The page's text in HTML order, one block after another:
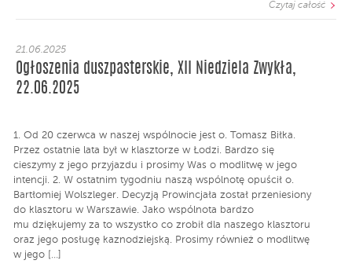
Czytaj całość
21.06.2025
Ogłoszenia duszpasterskie, XII Niedziela Zwykła,
22.06.2025
1. Od 20 czerwca w naszej wspólnocie jest o. Tomasz Biłka.
Przez ostatnie lata był w klasztorze w Łodzi. Bardzo się
cieszymy z jego przyjazdu i prosimy Was o modlitwę w jego
intencji. 2. W ostatnim tygodniu naszą wspólnotę opuścił o.
Bartłomiej Wolszleger. Decyzją Prowincjała został przeniesiony
do klasztoru w Warszawie. Jako wspólnota bardzo
mu dziękujemy za to wszystko co zrobił dla naszego klasztoru
oraz jego posługę kaznodziejską. Prosimy również o modlitwę
w jego […]